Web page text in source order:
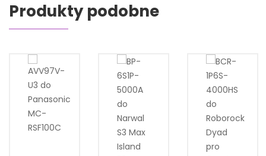
Produkty podobne